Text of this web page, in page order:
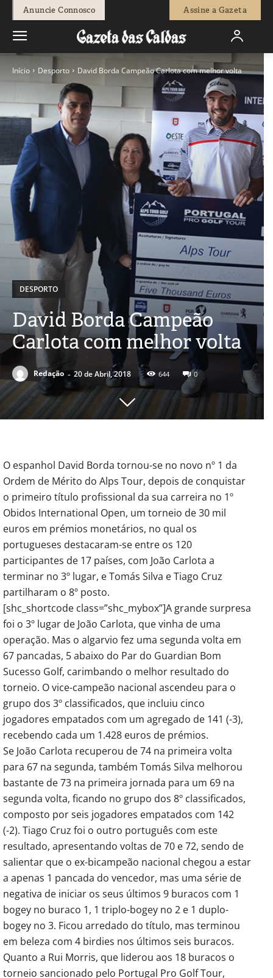
Anuncie Connosco Assine a Gazeta
Início Desporto David Borda Campeão Carlota com melhor volta
DESPORTO
David Borda Campeão
Carlota com melhor volta
Redação - 20 de Abril, 2018 644 0
O espanhol David Borda tornou-se no novo nº 1 da
Ordem de Mérito do Alps Tour, depois de conquistar
o primeiro título profissional da sua carreira no 1º
Obidos International Open, um torneio de 30 mil
euros em prémios monetários, no qual os
portugueses destacaram-se entre os 120
participantes de 17 países, com João Carlota a
terminar no 3º lugar, e Tomás Silva e Tiago Cruz
partilharam o 8º posto.
[shc_shortcode class=”shc_mybox”]A grande surpresa
foi o 3º lugar de João Carlota, que vinha de uma
operação. Mas o algarvio fez uma segunda volta em
67 pancadas, 5 abaixo do Par do Guardian Bom
Sucesso Golf, carimbando o melhor resultado do
torneio. O vice-campeão nacional ascendeu para o
grupo dos 3º classificados, que incluiu cinco
jogadores empatados com um agregado de 141 (-3),
recebendo cada um 1.428 euros de prémios.
Se João Carlota recuperou de 74 na primeira volta
para 67 na segunda, também Tomás Silva melhorou
bastante de 73 na primeira jornada para um 69 na
segunda volta, ficando no grupo dos 8º classificados,
composto por seis jogadores empatados com 142
(-2). Tiago Cruz foi o outro português com este
resultado, apresentando voltas de 70 e 72, sendo de
salientar que o ex-bicampeão nacional chegou a estar
a apenas 1 pancada do vencedor, mas uma série de
negativa de iniciar os seus últimos 9 buracos com 1
bogey no buraco 1, 1 triplo-bogey no 2 e 1 duplo-
bogey no 3. Ficou arredado do título, mas terminou
em beleza com 4 birdies nos últimos seis buracos.
Quanto a Rui Morris, que liderou aos 18 buracos o
torneio sancionado pelo Portugal Pro Golf Tour,